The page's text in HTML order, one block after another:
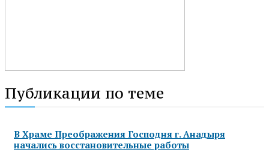
Публикации по теме
В Храме Преображения Господня г. Анадыря
начались восстановительные работы